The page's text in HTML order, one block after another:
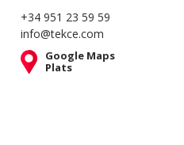
+34 951 23 59 59
info@tekce.com
Google Maps
Plats